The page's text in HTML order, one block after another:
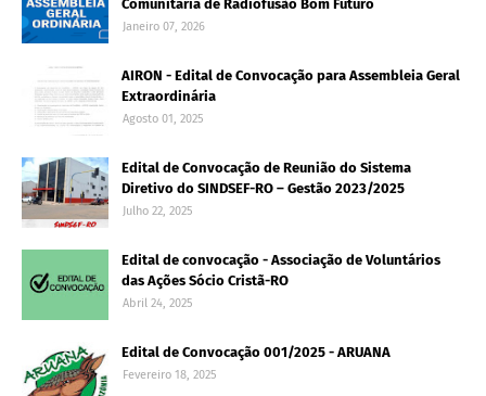
Comunitária de Radiofusão Bom Futuro
Janeiro 07, 2026
AIRON - Edital de Convocação para Assembleia Geral
Extraordinária
Agosto 01, 2025
Edital de Convocação de Reunião do Sistema
Diretivo do SINDSEF-RO – Gestão 2023/2025
Julho 22, 2025
Edital de convocação - Associação de Voluntários
das Ações Sócio Cristã-RO
Abril 24, 2025
Edital de Convocação 001/2025 - ARUANA
Fevereiro 18, 2025